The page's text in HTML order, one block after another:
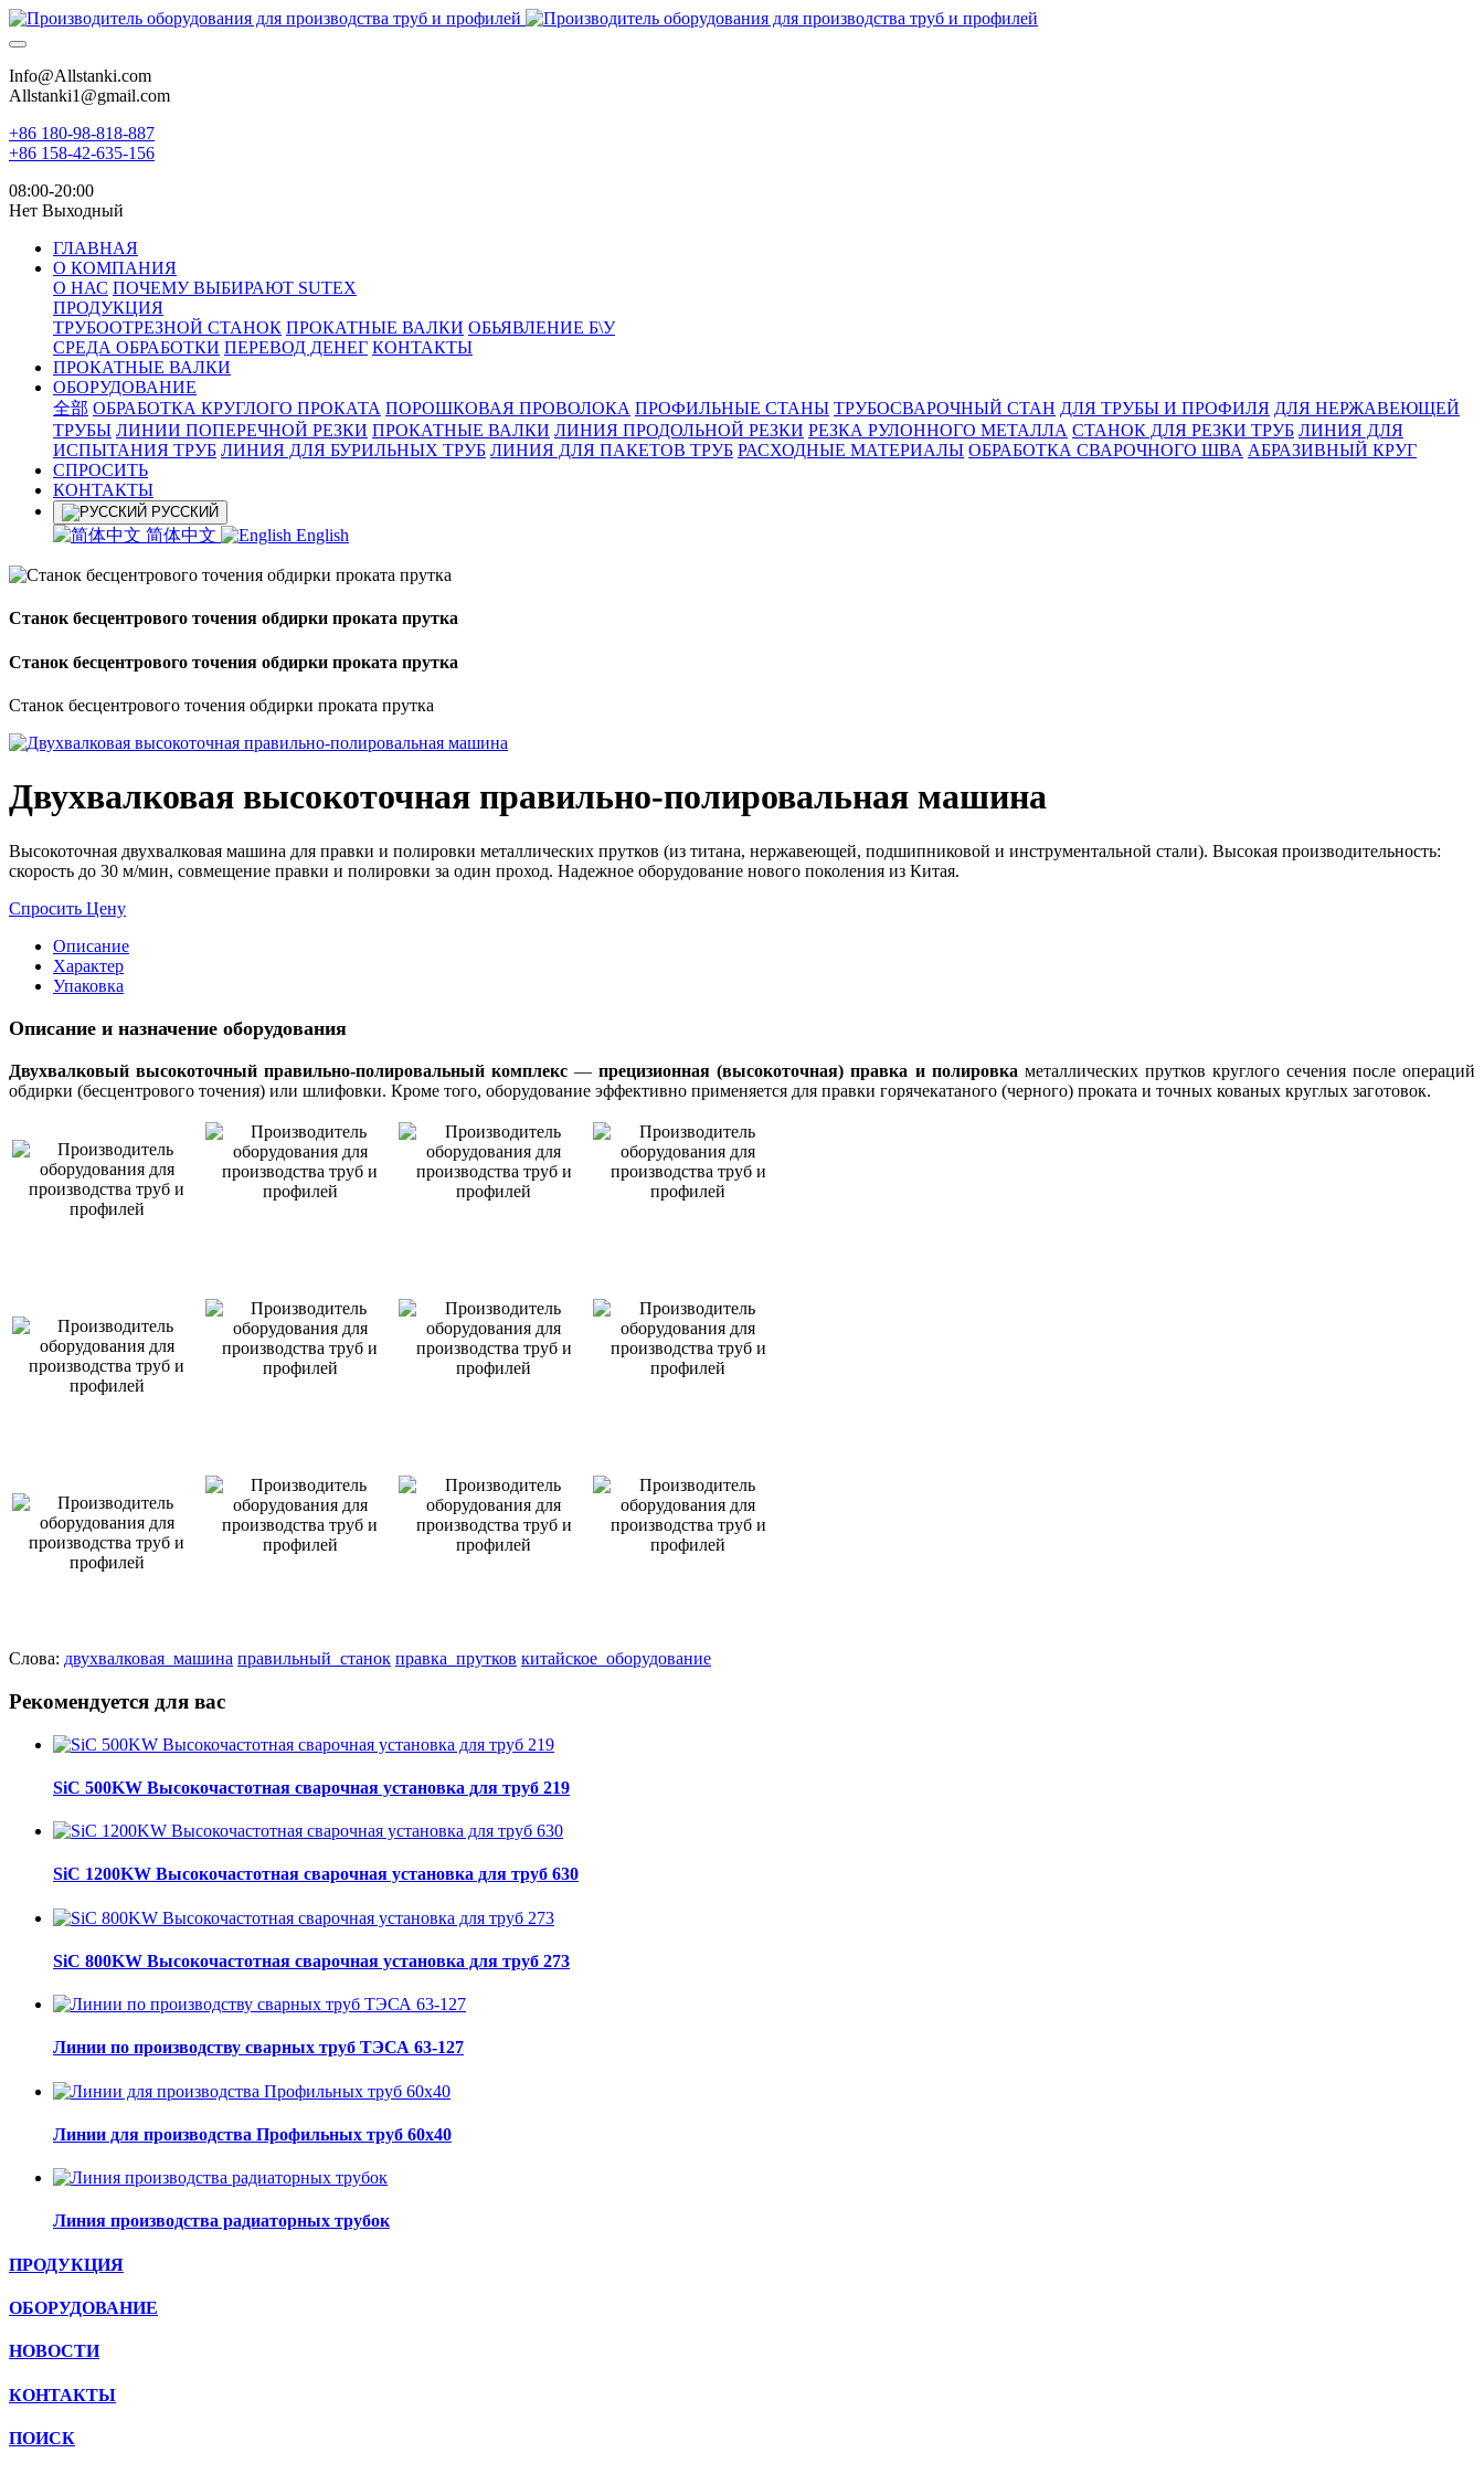
Info@Allstanki.com
Allstanki1@gmail.com
+86 180-98-818-887
+86 158-42-635-156
08:00-20:00
Нет Выходный
ГЛАВНАЯ
О КОМПАНИЯ
О НАС ПОЧЕМУ ВЫБИРАЮТ SUTEX
ПРОДУКЦИЯ
ТРУБООТРЕЗНОЙ СТАНОК ПРОКАТНЫЕ ВАЛКИ ОБЬЯВЛЕНИЕ Б\У
СРЕДА ОБРАБОТКИ ПЕРЕВОД ДЕНЕГ КОНТАКТЫ
ПРОКАТНЫЕ ВАЛКИ
ОБОРУДОВАНИЕ
全部 ОБРАБОТКА КРУГЛОГО ПРОКАТА ПОРОШКОВАЯ ПРОВОЛОКА ПРОФИЛЬНЫЕ СТАНЫ ТРУБОСВАРОЧНЫЙ СТАН ДЛЯ ТРУБЫ И ПРОФИЛЯ ДЛЯ НЕРЖАВЕЮЩЕЙ
ТРУБЫ ЛИНИИ ПОПЕРЕЧНОЙ РЕЗКИ ПРОКАТНЫЕ ВАЛКИ ЛИНИЯ ПРОДОЛЬНОЙ РЕЗКИ РЕЗКА РУЛОННОГО МЕТАЛЛА СТАНОК ДЛЯ РЕЗКИ ТРУБ ЛИНИЯ ДЛЯ
ИСПЫТАНИЯ ТРУБ ЛИНИЯ ДЛЯ БУРИЛЬНЫХ ТРУБ ЛИНИЯ ДЛЯ ПАКЕТОВ ТРУБ РАСХОДНЫЕ МАТЕРИАЛЫ OБРАБОТКА СВАРОЧНОГО ШВА АБРАЗИВНЫЙ КРУГ
СПРОСИТЬ
КОНТАКТЫ
РУССКИЙ
简体中文 English
Станок бесцентрового точения обдирки проката прутка
Станок бесцентрового точения обдирки проката прутка
Станок бесцентрового точения обдирки проката прутка
Двухвалковая высокоточная правильно-полировальная машина
Высокоточная двухвалковая машина для правки и полировки металлических прутков (из титана, нержавеющей, подшипниковой и инструментальной стали). Высокая производительность:
скорость до 30 м/мин, совмещение правки и полировки за один проход. Надежное оборудование нового поколения из Китая.
Спросить Цену
Описание
Характер
Упаковка
Описание и назначение оборудования
Двухвалковый высокоточный правильно-полировальный комплекс —прецизионная (высокоточная) правка и полировка металлических прутков круглого сечения после операций
обдирки (бесцентрового точения) или шлифовки. Кроме того, оборудование эффективно применяется для правки горячекатаного (черного) проката и точных кованых круглых заготовок.
Слова: двухвалковая_машина правильный_станок правка_прутков китайское_оборудование
Рекомендуется для вас
SiC 500KW Высокочастотная сварочная установка для труб 219
SiC 1200KW Высокочастотная сварочная установка для труб 630
SiC 800KW Высокочастотная сварочная установка для труб 273
Линии по производству сварных труб ТЭСА 63-127
Линии для производства Профильных труб 60х40
Линия производства радиаторных трубок
ПРОДУКЦИЯ
ОБОРУДОВАНИЕ
НОВОСТИ
КОНТАКТЫ
ПОИСК